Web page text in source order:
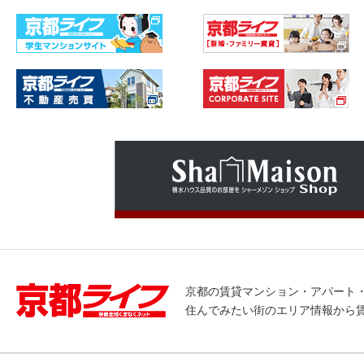
京都の賃貸マンション・アパート
住んでみたい街のエリア情報から